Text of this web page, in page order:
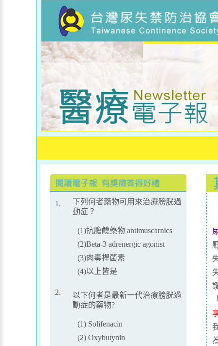
1.
下列何者藥物可用來治療膀胱過
動症？
(1)抗膽鹼藥物 antimuscarnics
(2)Beta-3 adrenergic agonist
(3)肉毒桿菌素
(4)以上皆是
2.
以下何者是最新一代治療膀胱過
動症的藥物?
(1) Solifenacin
(2) Oxybutynin